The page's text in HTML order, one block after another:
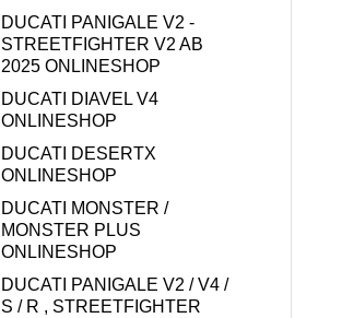
DUCATI PANIGALE V2 -
STREETFIGHTER V2 AB
2025 ONLINESHOP
DUCATI DIAVEL V4
ONLINESHOP
DUCATI DESERTX
ONLINESHOP
DUCATI MONSTER /
MONSTER PLUS
ONLINESHOP
DUCATI PANIGALE V2 / V4 /
S / R , STREETFIGHTER